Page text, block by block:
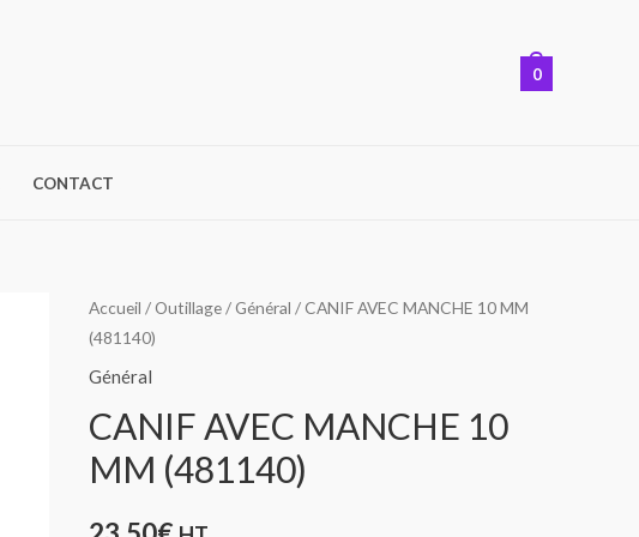
0
CONTACT
Accueil /Outillage/Général / CANIF AVEC MANCHE 10 MM
(481140)
Général
CANIF AVEC MANCHE 10
MM (481140)